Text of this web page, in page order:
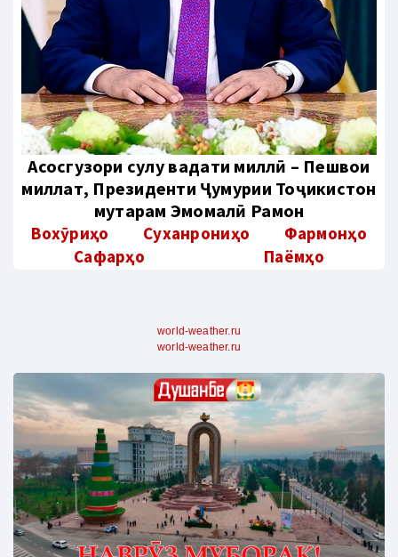
Aсосгузори сулҳу ваҳдати миллӣ – Пешвои
миллат, Президенти Ҷумҳурии Тоҷикистон
муҳтарам Эмомалӣ Раҳмон
Вохӯриҳо Суханрониҳо
Фармонҳо
Сафарҳо
Паёмҳо
world-weather.ru
world-weather.ru